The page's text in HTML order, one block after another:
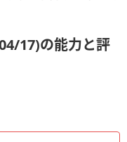
17)の能力と評